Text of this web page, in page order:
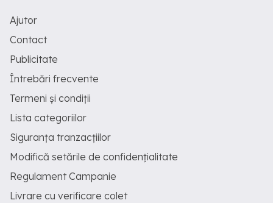
Ajutor
Contact
Publicitate
Întrebări frecvente
Termeni și condiții
Lista categoriilor
Siguranța tranzacțiilor
Modifică setările de confidențialitate
Regulament Campanie
Livrare cu verificare colet